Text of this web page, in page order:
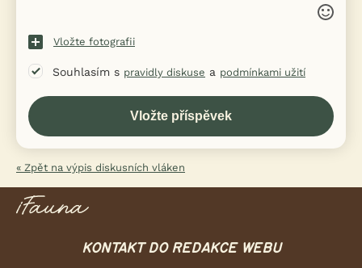
Vložte fotografii
Souhlasím s pravidly diskuse a podmínkami užití
« Zpět na výpis diskusních vláken
KONTAKT DO REDAKCE WEBU